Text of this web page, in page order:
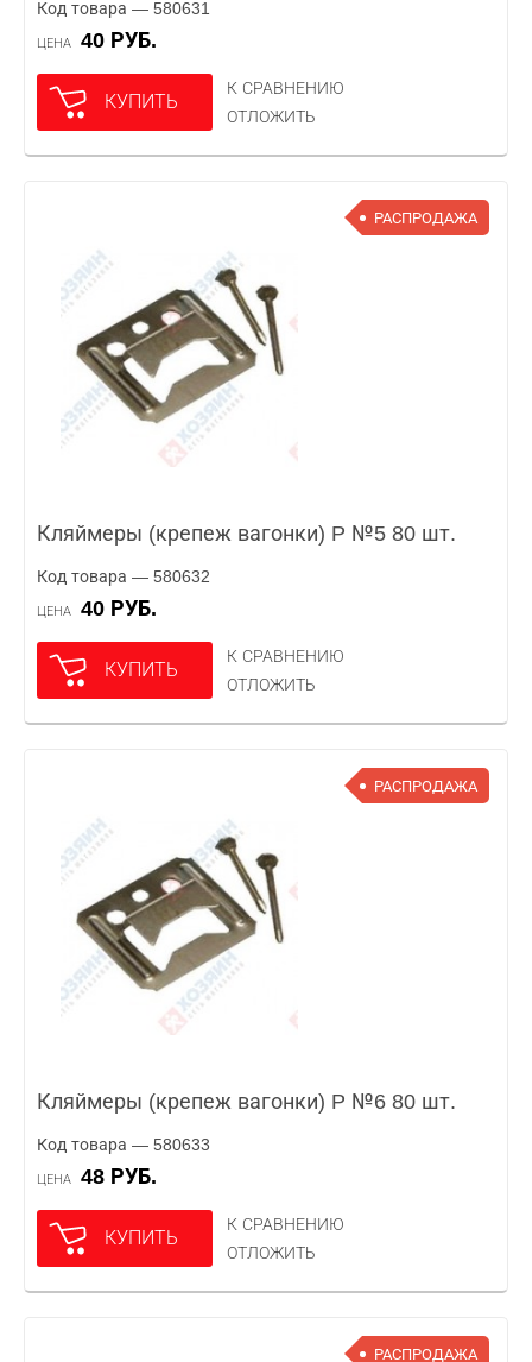
Код товара — 580631
ЦЕНА 40 РУБ.
КУПИТЬ
К СРАВНЕНИЮ
ОТЛОЖИТЬ
РАСПРОДАЖА
Кляймеры (крепеж вагонки) P №5 80 шт.
Код товара — 580632
ЦЕНА 40 РУБ.
КУПИТЬ
К СРАВНЕНИЮ
ОТЛОЖИТЬ
РАСПРОДАЖА
Кляймеры (крепеж вагонки) P №6 80 шт.
Код товара — 580633
ЦЕНА 48 РУБ.
КУПИТЬ
К СРАВНЕНИЮ
ОТЛОЖИТЬ
РАСПРОДАЖА